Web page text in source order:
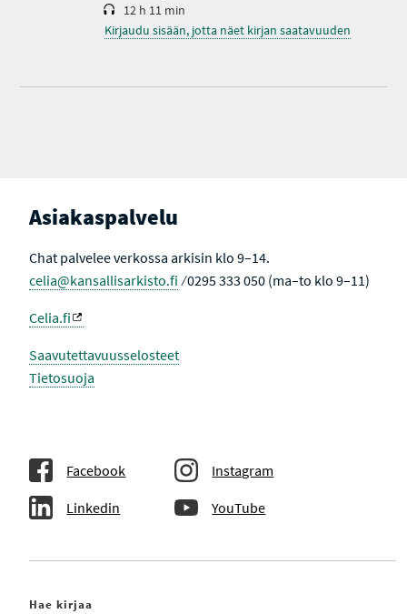
12 h 11 min
Kirjaudu sisään, jotta näet kirjan saatavuuden
Asiakaspalvelu
Chat palvelee verkossa arkisin klo 9–14.
celia@kansallisarkisto.fi ⁄ 0295 333 050 (ma–to klo 9–11)
Celia.fi
Saavutettavuusselosteet
Tietosuoja
Facebook Instagram
Linkedin YouTube
Hae kirjaa